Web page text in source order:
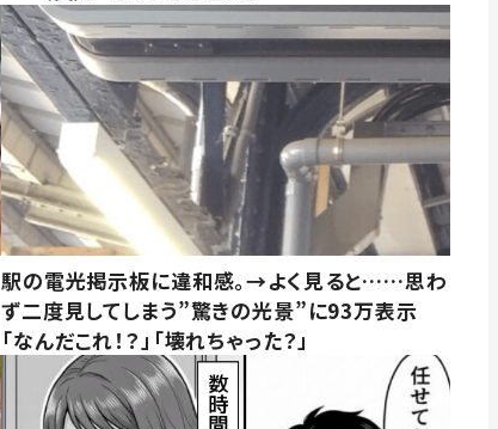
駅の電光掲示板に違和感。→よく見ると……思わ
ず二度見してしまう”驚きの光景”に93万表示
「なんだこれ！？」「壊れちゃった？」